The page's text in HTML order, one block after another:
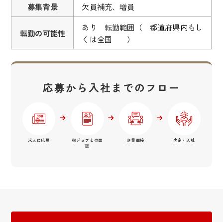
募集背景
欠員補充、増員
転勤の可能性
あり 転勤範囲（ 都道府県内もし
くは全国 ）
応募から入社までのフロー
求人に応募
宿ジョブとの面
談
企業面接 内定・入社